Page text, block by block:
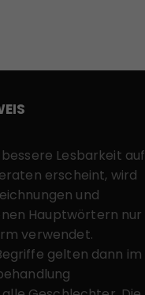
Lesbarkeit auf
erscheint, wird
und
Hauptwörtern nur
verwendet.
gelten dann im